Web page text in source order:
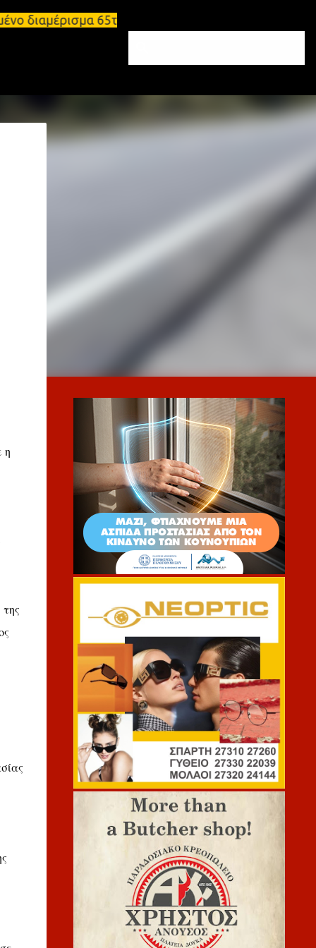
65τ.μ Σπάρτη - πωλείται
η